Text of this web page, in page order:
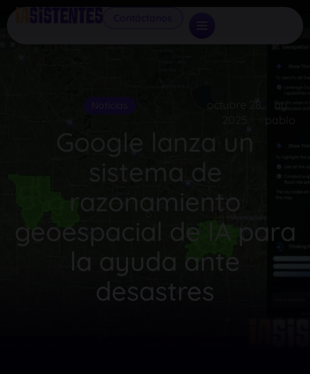
by
pablo
Google lanza un
sistema de
razonamiento
geoespacial de IA para
la ayuda ante
desastres